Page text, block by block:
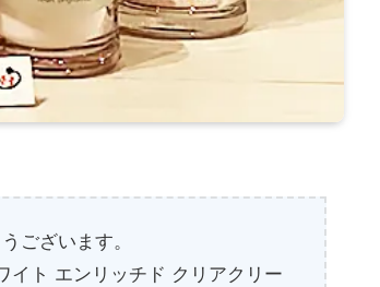
ございます。
イト エンリッチド クリアクリー